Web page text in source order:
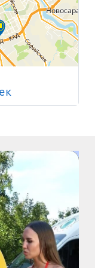
на API 2ГИС
соглашение